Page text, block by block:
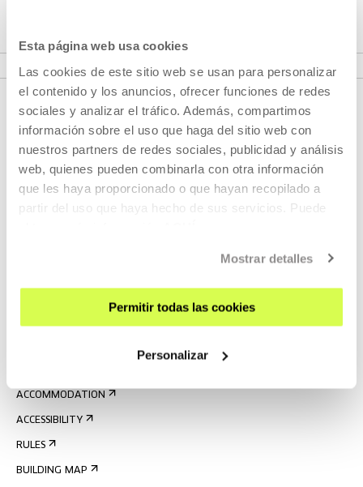
Esta página web usa cookies
Las cookies de este sitio web se usan para personalizar
el contenido y los anuncios, ofrecer funciones de redes
sociales y analizar el tráfico. Además, compartimos
información sobre el uso que haga del sitio web con
nuestros partners de redes sociales, publicidad y análisis
web, quienes pueden combinarla con otra información
que les haya proporcionado o que hayan recopilado a
partir del uso que haya hecho de sus servicios. Puede
Mostrar detalles
Permitir todas las cookies
Personalizar
2022
SEE PROJECT
ACCOMMODATION
ACCESSIBILITY
RULES
BUILDING MAP